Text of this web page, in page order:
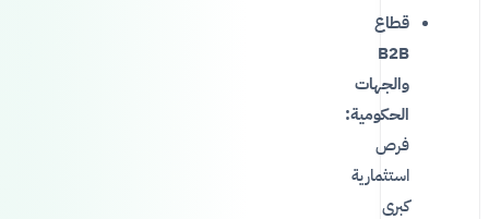
قطاع
B2B
والجهات
الحكومية:
فرص
استثمارية
كبرى